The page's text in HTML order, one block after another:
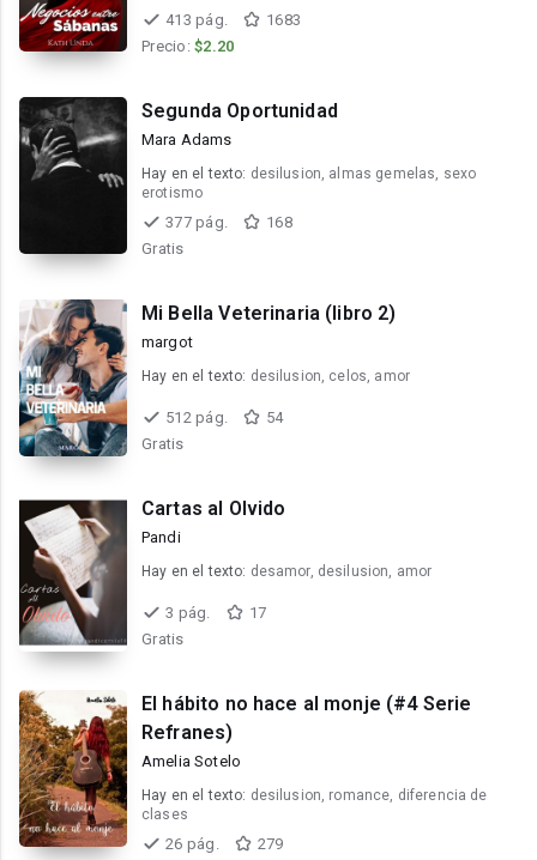
413 pág.
1683
Precio: $2.20
Segunda Oportunidad
Mara Adams
Hay en el texto: desilusion, almas gemelas, sexo
erotismo
377 pág.
168
Gratis
Mi Bella Veterinaria (libro 2)
margot
Hay en el texto: desilusion, celos, amor
512 pág.
54
Gratis
Cartas al Olvido
Pandi
Hay en el texto: desamor, desilusion, amor
3 pág.
17
Gratis
El hábito no hace al monje (#4 Serie
Refranes)
Amelia Sotelo
Hay en el texto: desilusion, romance, diferencia de
clases
26 pág.
279